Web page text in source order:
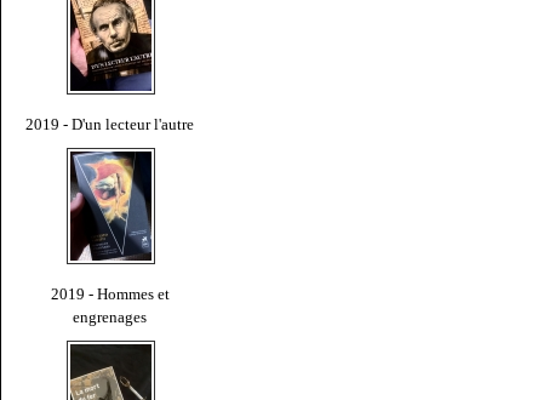
2019 - D'un lecteur l'autre
2019 - Hommes et
engrenages